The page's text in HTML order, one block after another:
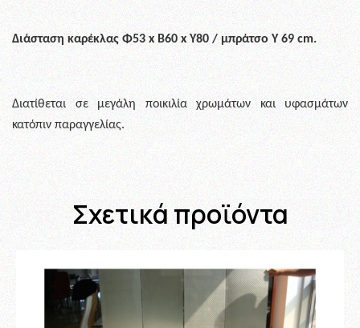
Διάσταση καρέκλας Φ53 x B60 x Y80 / μπράτσο Υ 69 cm.
Διατίθεται σε μεγάλη ποικιλία χρωμάτων και υφασμάτων
κατόπιν παραγγελίας.
Σχετικά προϊόντα